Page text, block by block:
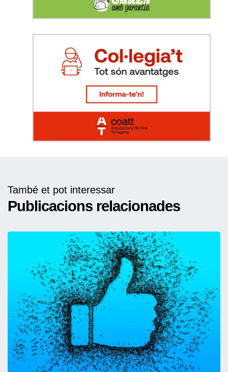
També et pot interessar
Publicacions relacionades